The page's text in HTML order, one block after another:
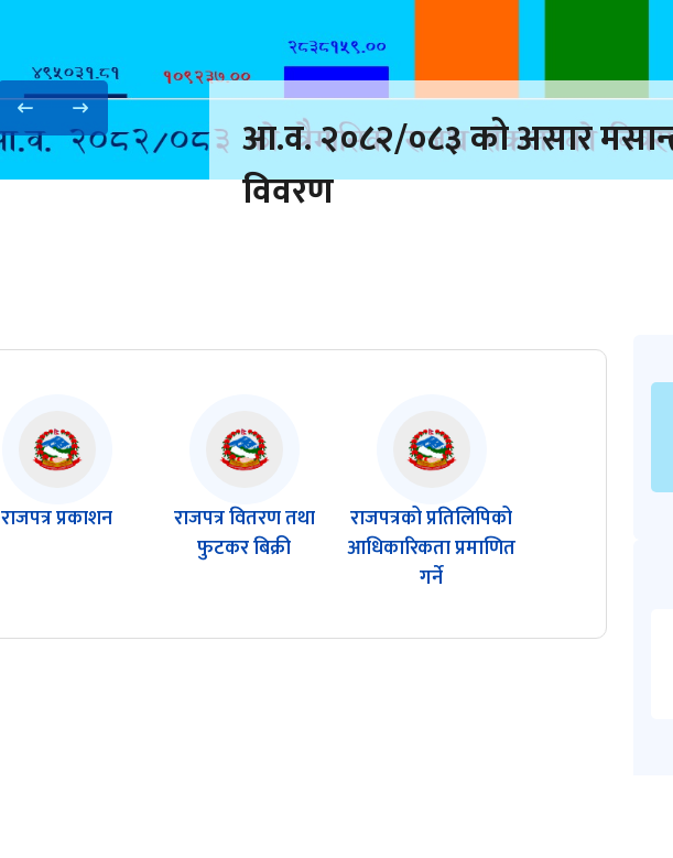
आ.व. २०८२/०८३ को असार
विवरण
राजपत्र प्रकाशन
राजपत्र वितरण तथा
फुटकर बिक्री
राजपत्रको प्रतिलिपिको
आधिकारिकता प्रमाणित
गर्ने